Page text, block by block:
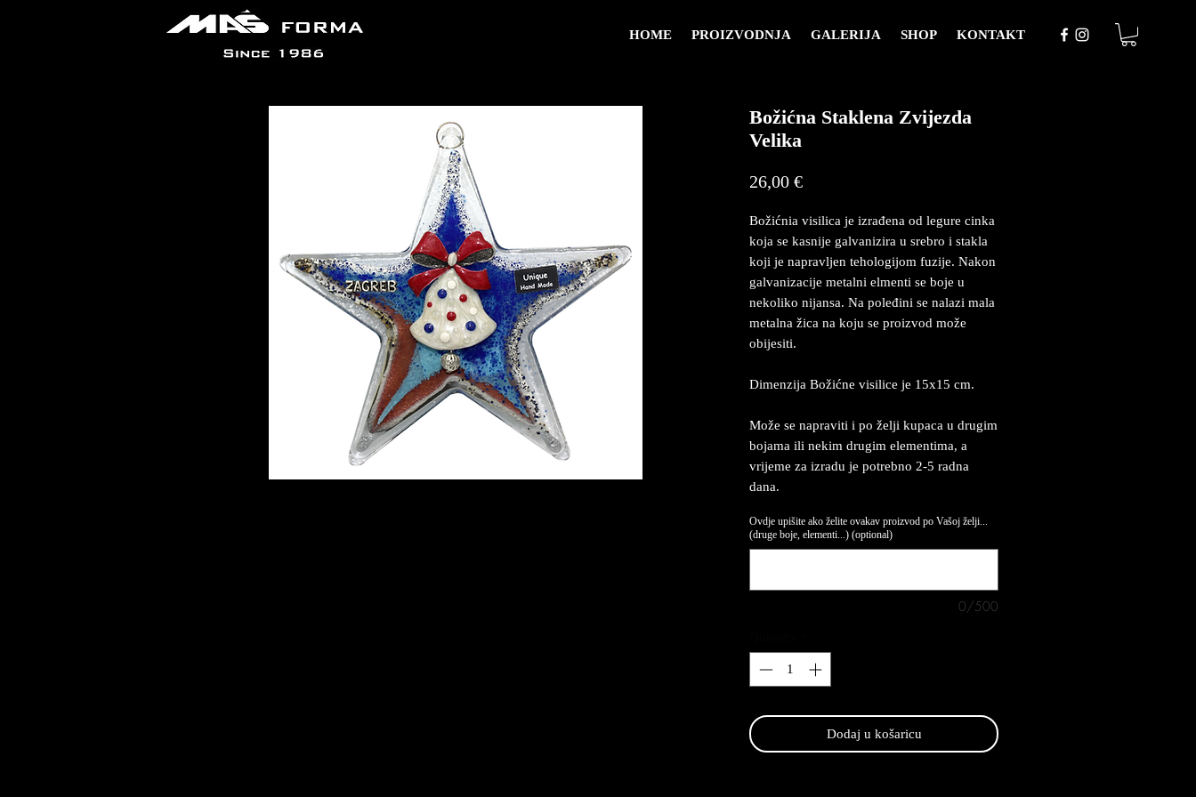
HOME PROIZVODNJA GALERIJA SHOP KONTAKT
Božićna Staklena Zvijezda
Velika
26,00 €Price
Božićnia visilica je izrađena od legure cinka
koja se kasnije galvanizira u srebro i stakla
koji je napravljen tehologijom fuzije. Nakon
galvanizacije metalni elmenti se boje u
nekoliko nijansa. Na poleđini se nalazi mala
metalna žica na koju se proizvod može
obijesiti.
Dimenzija Božićne visilice je 15x15 cm.
Može se napraviti i po želji kupaca u drugim
bojama ili nekim drugim elementima, a
vrijeme za izradu je potrebno 2-5 radna
dana.
Ovdje upišite ako želite ovakav proizvod po Vašoj želji...
(druge boje, elementi...) (optional)
0/500
Dodaj u košaricu